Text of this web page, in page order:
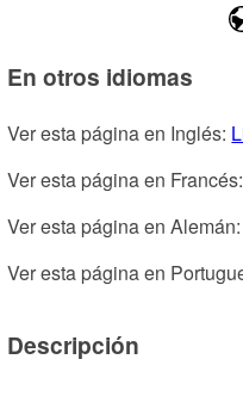
En otros idiomas
Ver esta página en Inglés:
Ver esta página en Francés:
Ver esta página en Alemán:
Ver esta página en
Descripción